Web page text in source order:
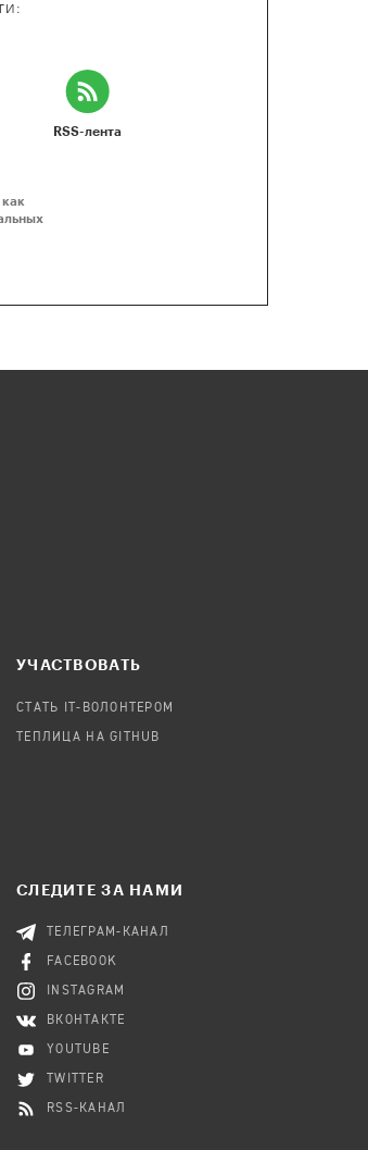
RSS-лента
УЧАСТВОВАТЬ
СТАТЬ IT-ВОЛОНТЕРОМ
ТЕПЛИЦА НА GITHUB
СЛЕДИТЕ ЗА НАМИ
ТЕЛЕГРАМ-КАНАЛ
FACEBOOK
INSTAGRAM
ВКОНТАКТЕ
YOUTUBE
TWITTER
RSS-КАНАЛ